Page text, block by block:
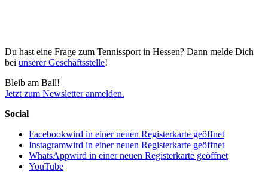
Du hast eine Frage zum Tennissport in Hessen? Dann melde Dich
bei unserer Geschäftsstelle!
Bleib am Ball!
Jetzt zum Newsletter anmelden.
Social
Facebookwird in einer neuen Registerkarte geöffnet
Instagramwird in einer neuen Registerkarte geöffnet
WhatsAppwird in einer neuen Registerkarte geöffnet
YouTube